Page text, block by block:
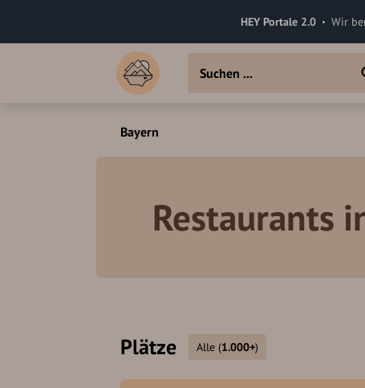
HEY Portale 2.0 Wir
Bayern
Restaurants
Plätze Alle (1.000+)